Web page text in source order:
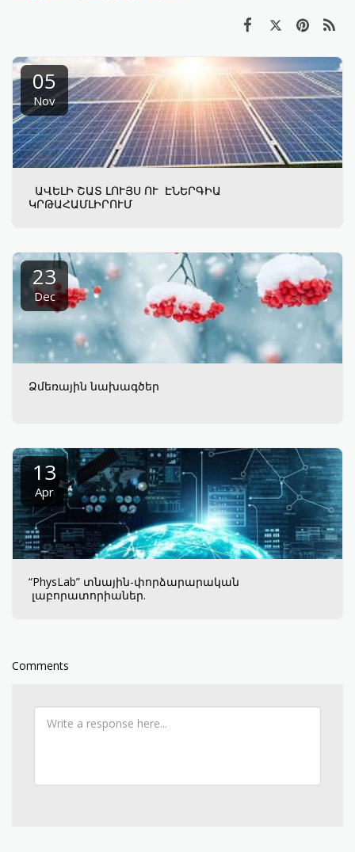
05
Nov
ԱՎԵԼԻ ՇԱՏ ԼՈՒՅՍ ՈՒ ԷՆԵՐԳԻԱ
ԿՐԹԱՀԱՄԼԻՐՈՒՄ
23
Dec
Ձմեռային նախագծեր
13
Apr
“PhysLab” տնային-փորձարարական
լաբորատորիաներ.
Comments